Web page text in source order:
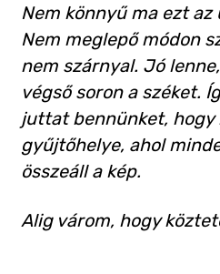
Nem könnyű ma ezt
Nem meglepő módon
nem szárnyal. Jó
végső soron a széket.
juttat bennünket, hogy
gyűjtőhelye, ahol
összeáll a kép.
Alig várom, hogy